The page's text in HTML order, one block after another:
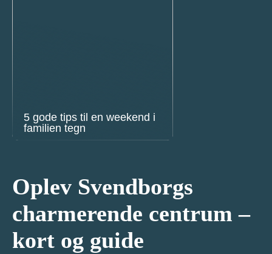
5 gode tips til en weekend i
familien tegn
Oplev Svendborgs
charmerende centrum –
kort og guide